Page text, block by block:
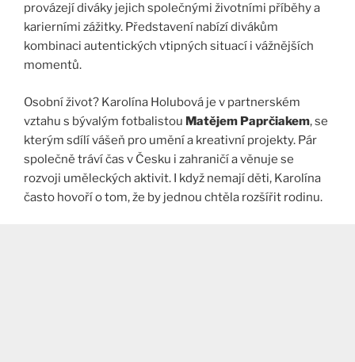
provázejí diváky jejich společnými životními příběhy a
karierními zážitky. Představení nabízí divákům
kombinaci autentických vtipných situací i vážnějších
momentů.
Osobní život? Karolína Holubová je v partnerském
vztahu s bývalým fotbalistou Matějem Paprčiakem, se
kterým sdílí vášeň pro umění a kreativní projekty. Pár
společně tráví čas v Česku i zahraničí a věnuje se
rozvoji uměleckých aktivit. I když nemají děti, Karolína
často hovoří o tom, že by jednou chtěla rozšířit rodinu​.